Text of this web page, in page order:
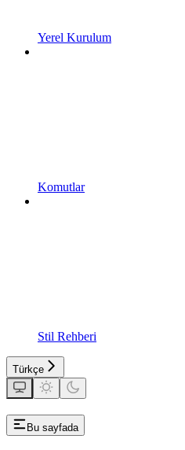
Yerel Kurulum
Komutlar
Stil Rehberi
Türkçe
Bu sayfada